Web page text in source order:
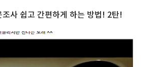
사 쉽고 간편하게 하는 방법! 2탄!